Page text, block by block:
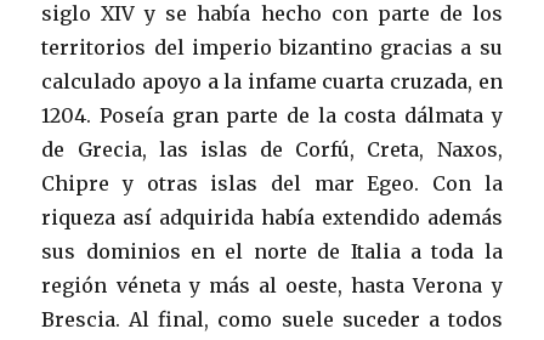
siglo XIV y se había hecho con parte de los
territorios del imperio bizantino gracias a su
calculado apoyo a la infame cuarta cruzada, en
1204. Poseía gran parte de la costa dálmata y
de Grecia, las islas de Corfú, Creta, Naxos,
Chipre y otras islas del mar Egeo. Con la
riqueza así adquirida había extendido además
sus dominios en el norte de Italia a toda la
región véneta y más al oeste, hasta Verona y
Brescia. Al final, como suele suceder a todos